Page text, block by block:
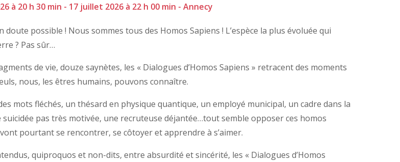
à 20 h 30 min - 17 juillet 2026 à 22 h 00 min - Annecy
doute possible ! Nous sommes tous des Homos Sapiens ! L’espèce la plus évoluée qui
? Pas sûr…
de vie, douze saynètes, les « Dialogues d’Homos Sapiens » retracent des moments
nous, les êtres humains, pouvons connaître.
mots fléchés, un thésard en physique quantique, un employé municipal, un cadre dans la
suicidée pas très motivée, une recruteuse déjantée…tout semble opposer ces homos
pourtant se rencontrer, se côtoyer et apprendre à s’aimer.
quiproquos et non-dits, entre absurdité et sincérité, les « Dialogues d’Homos